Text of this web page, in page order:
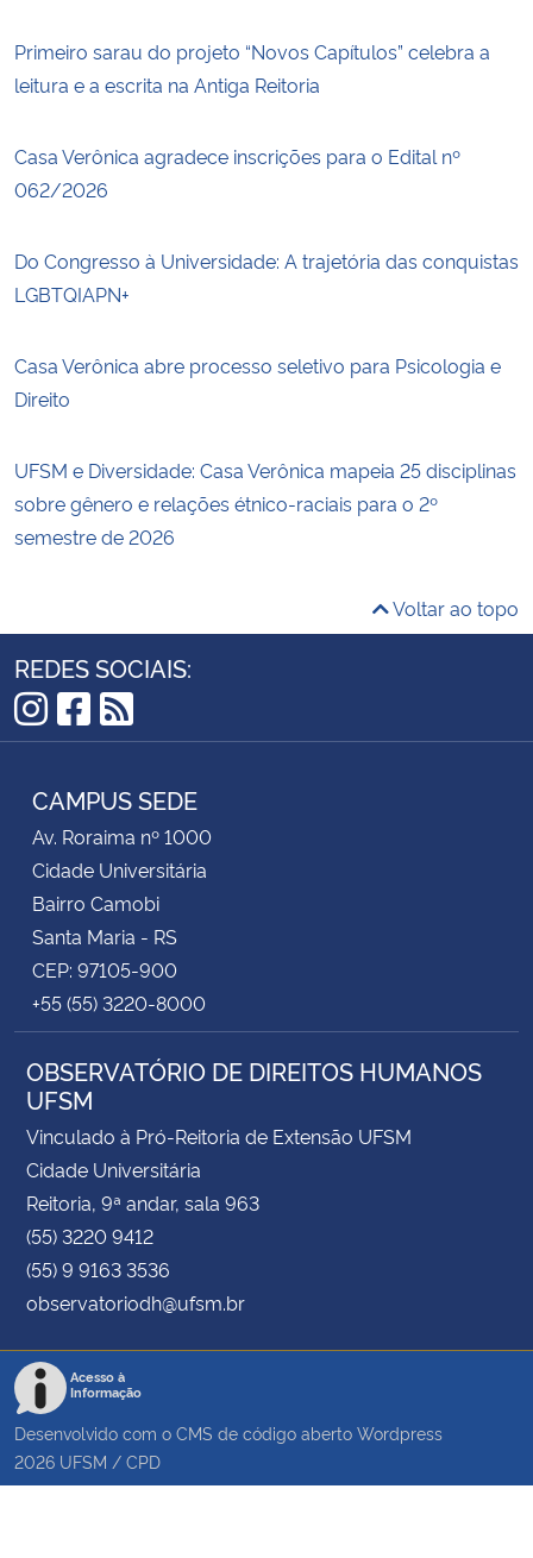
Primeiro sarau do projeto “Novos Capítulos” celebra a
leitura e a escrita na Antiga Reitoria
Casa Verônica agradece inscrições para o Edital nº
062/2026
Do Congresso à Universidade: A trajetória das conquistas
LGBTQIAPN+
Casa Verônica abre processo seletivo para Psicologia e
Direito
UFSM e Diversidade: Casa Verônica mapeia 25 disciplinas
sobre gênero e relações étnico-raciais para o 2º
semestre de 2026
Voltar ao topo
REDES SOCIAIS:
Instagram
Facebook
RSS
CAMPUS SEDE
Av. Roraima nº 1000
Cidade Universitária
Bairro Camobi
Santa Maria - RS
CEP: 97105-900
+55 (55) 3220-8000
OBSERVATÓRIO DE DIREITOS HUMANOS
UFSM
Vinculado à Pró-Reitoria de Extensão UFSM
Cidade Universitária
Reitoria, 9ª andar, sala 963
(55) 3220 9412
(55) 9 9163 3536
observatoriodh@ufsm.br
Acesso à
Informação
Desenvolvido com o CMS de código aberto Wordpress
2026 UFSM / CPD